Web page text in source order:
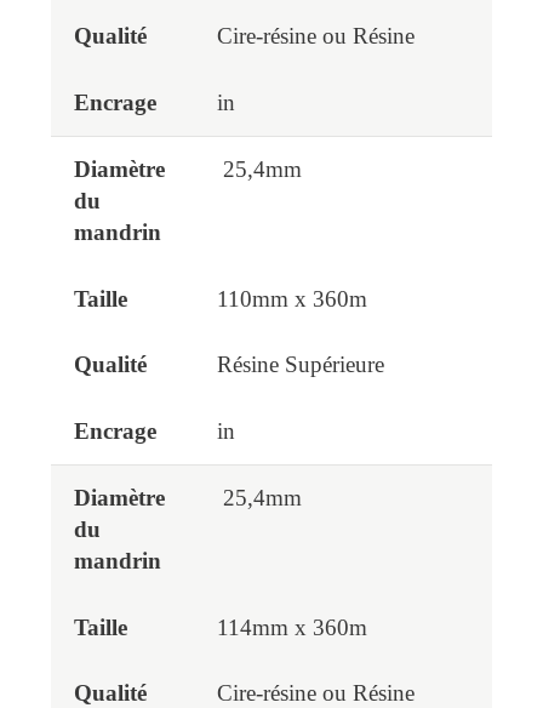
Cire-résine ou Résine
in
25,4mm
110mm x 360m
Résine Supérieure
in
25,4mm
114mm x 360m
Cire-résine ou Résine